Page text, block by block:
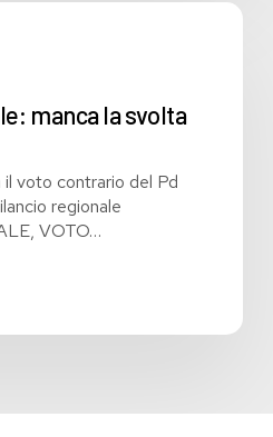
manca la svolta
voto contrario del Pd
regionale
VOTO…